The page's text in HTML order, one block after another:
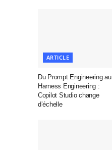
ARTICLE
Du Prompt Engineering au
Harness Engineering :
Copilot Studio change
d’échelle